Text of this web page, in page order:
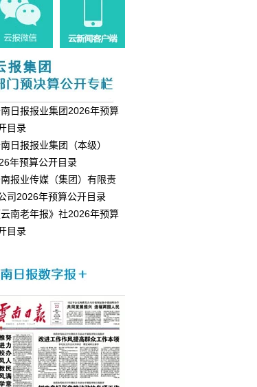
日报报业集团2026年预算
目录
日报报业集团（本级）
年预算公开目录
报业传媒（集团）有限责
司2026年预算公开目录
云南老年报》社2026年预算
目录